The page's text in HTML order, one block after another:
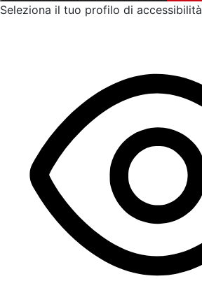
Seleziona il tuo profilo di accessibilità